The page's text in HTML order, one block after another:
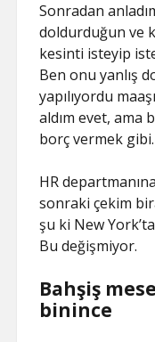
Sonradan
doldurduğun ve
kesinti isteyip
Ben onu yanlış
yapılıyordu
aldım evet, ama
borç vermek
HR
sonraki çekim
şu ki New
Bu değişmiyor.
Bahşiş
binince